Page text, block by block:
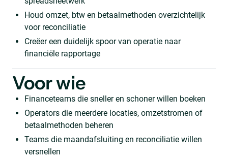
Houd omzet, btw en betaalmethoden overzichtelijk
voor reconciliatie
Creëer een duidelijk spoor van operatie naar
financiële rapportage
Voor wie
Financeteams die sneller en schoner willen boeken
Operators die meerdere locaties, omzetstromen of
betaalmethoden beheren
Teams die maandafsluiting en reconciliatie willen
versnellen